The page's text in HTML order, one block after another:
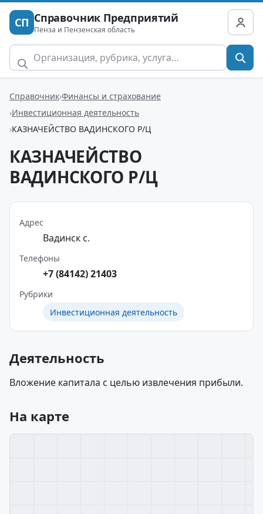
СП Справочник Предприятий
Пенза и Пензенская область
Справочник Финансы и страхование
Инвестиционная деятельность
КАЗНАЧЕЙСТВО ВАДИНСКОГО Р/Ц
КАЗНАЧЕЙСТВО
ВАДИНСКОГО Р/Ц
Адрес
Вадинск с.
Телефоны
+7 (84142) 21403
Рубрики
Инвестиционная деятельность
Деятельность
Вложение капитала с целью извлечения прибыли.
На карте